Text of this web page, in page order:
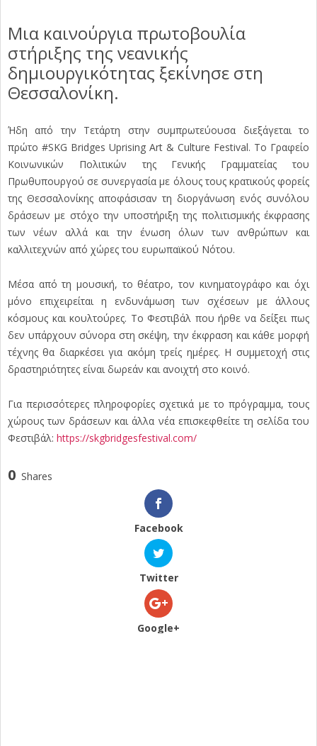
Μια καινούργια πρωτοβουλία
στήριξης της νεανικής
δημιουργικότητας ξεκίνησε στη
Θεσσαλονίκη.
Ήδη από την Τετάρτη στην συμπρωτεύουσα διεξάγεται το
πρώτο #SKG Bridges Uprising Art & Culture Festival. Το Γραφείο
Κοινωνικών Πολιτικών της Γενικής Γραμματείας του
Πρωθυπουργού σε συνεργασία με όλους τους κρατικούς φορείς
της Θεσσαλονίκης αποφάσισαν τη διοργάνωση ενός συνόλου
δράσεων με στόχο την υποστήριξη της πολιτισμικής έκφρασης
των νέων αλλά και την ένωση όλων των ανθρώπων και
καλλιτεχνών από χώρες του ευρωπαϊκού Νότου.
Μέσα από τη μουσική, το θέατρο, τον κινηματογράφο και όχι
μόνο επιχειρείται η ενδυνάμωση των σχέσεων με άλλους
κόσμους και κουλτούρες. Το Φεστιβάλ που ήρθε να δείξει πως
δεν υπάρχουν σύνορα στη σκέψη, την έκφραση και κάθε μορφή
τέχνης θα διαρκέσει για ακόμη τρείς ημέρες. Η συμμετοχή στις
δραστηριότητες είναι δωρεάν και ανοιχτή στο κοινό.
Για περισσότερες πληροφορίες σχετικά με το πρόγραμμα, τους
χώρους των δράσεων και άλλα νέα επισκεφθείτε τη σελίδα του
Φεστιβάλ: https://skgbridgesfestival.com/
0 Shares
Facebook
Twitter
Google+